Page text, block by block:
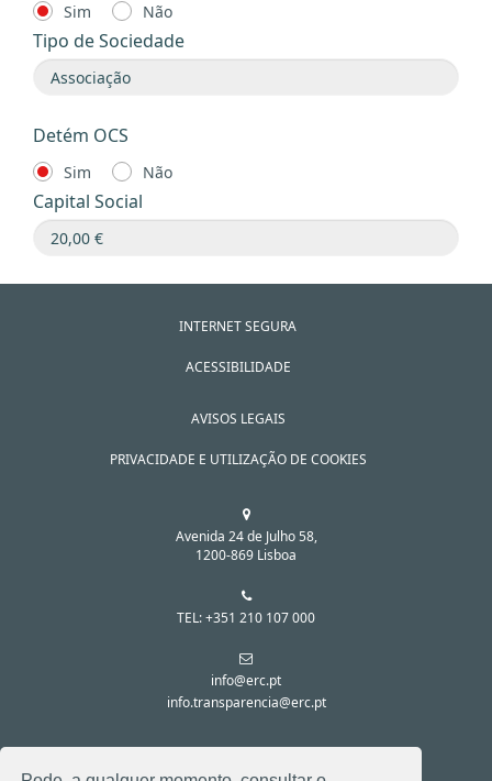
Sim Não
Tipo de Sociedade
Detém OCS
Sim Não
Capital Social
INTERNET SEGURA
ACESSIBILIDADE
AVISOS LEGAIS
PRIVACIDADE E UTILIZAÇÃO DE COOKIES
Avenida 24 de Julho 58,
1200-869 Lisboa
TEL: +351 210 107 000
info@erc.pt
info.transparencia@erc.pt